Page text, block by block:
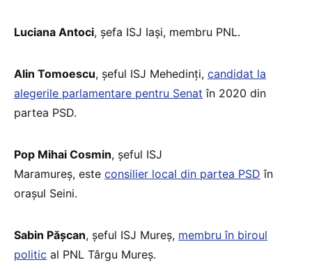
Luciana Antoci, șefa ISJ Iași, membru PNL.
Alin Tomoescu, șeful ISJ Mehedinți, candidat la
alegerile parlamentare pentru Senat în 2020 din
partea PSD.
Pop Mihai Cosmin, șeful ISJ
Maramureș, este consilier local din partea PSD în
orașul Seini.
Sabin Pășcan, șeful ISJ Mureș, membru în biroul
politic al PNL Târgu Mureș.